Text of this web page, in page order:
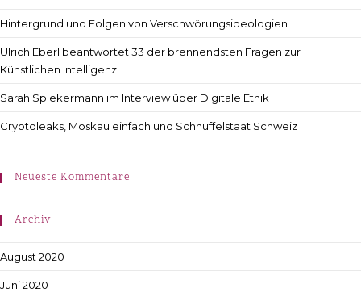
Hintergrund und Folgen von Verschwörungsideologien
Ulrich Eberl beantwortet 33 der brennendsten Fragen zur
Künstlichen Intelligenz
Sarah Spiekermann im Interview über Digitale Ethik
Cryptoleaks, Moskau einfach und Schnüffelstaat Schweiz
Neueste Kommentare
Archiv
August 2020
Juni 2020